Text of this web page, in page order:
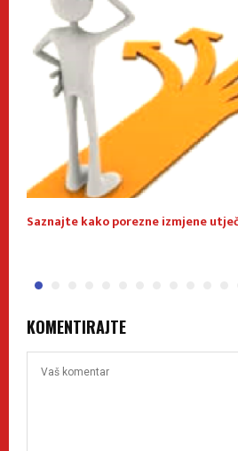
Saznajte kako porezne izmjene
KOMENTIRAJTE